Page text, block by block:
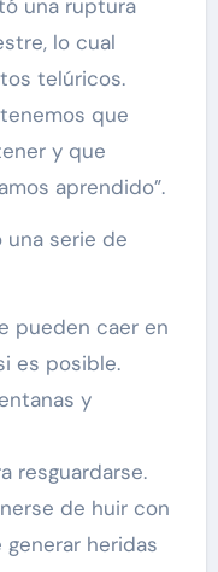
una ruptura
lo cual
telúricos.
que
y que
aprendido”.
una serie de
pueden caer en
es posible.
y
resguardarse.
de huir con
heridas